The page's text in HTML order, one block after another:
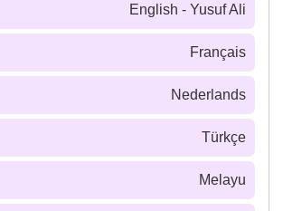
English - Yusuf Ali
Français
Nederlands
Türkçe
Melayu